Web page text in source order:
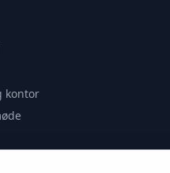
kontor